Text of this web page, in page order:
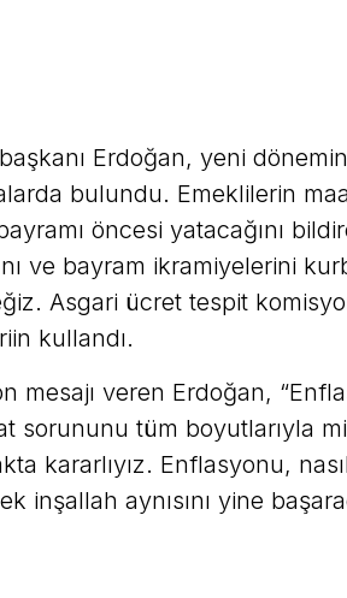
Erdoğan, yeni
bulundu. Emeklilerin
öncesi yatacağını
ve bayram ikramiyelerini
Asgari ücret tespit
kullandı.
mesajı veren Erdoğan,
sorununu tüm boyutlarıyla
kararlıyız. Enflasyonu,
inşallah aynısını yine